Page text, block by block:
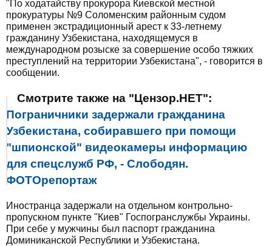
"По ходатайству прокурора Киевской местной
прокуратуры №9 Соломенским районным судом
применен экстрадиционный арест к 33-летнему
гражданину Узбекистана, находящемуся в
международном розыске за совершение особо тяжких
преступлений на территории Узбекистана", - говорится в
сообщении.
Смотрите также на "Цензор.НЕТ":
Пограничники задержали гражданина
Узбекистана, собиравшего при помощи
"шпионской" видеокамеры информацию
для спецслужб РФ, - Слободян.
ФОТОрепортаж
Иностранца задержали на отдельном контрольно-
пропускном пункте "Киев" Госпогранслужбы Украины.
При себе у мужчины был паспорт гражданина
Доминиканской Республики и Узбекистана.